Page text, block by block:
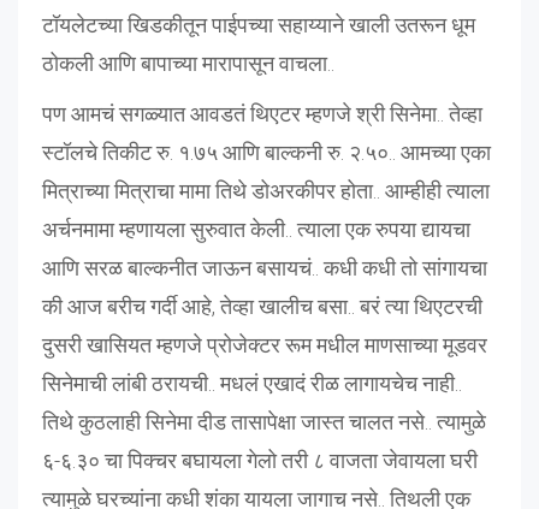
टॉयलेटच्या खिडकीतून पाईपच्या सहाय्याने खाली उतरून धूम
ठोकली आणि बापाच्या मारापासून वाचला..
पण आमचं सगळ्यात आवडतं थिएटर म्हणजे श्री सिनेमा.. तेव्हा
स्टॉलचे तिकीट रु. १.७५ आणि बाल्कनी रु. २.५०.. आमच्या एका
मित्राच्या मित्राचा मामा तिथे डोअरकीपर होता.. आम्हीही त्याला
अर्चनमामा म्हणायला सुरुवात केली.. त्याला एक रुपया द्यायचा
आणि सरळ बाल्कनीत जाऊन बसायचं.. कधी कधी तो सांगायचा
की आज बरीच गर्दी आहे, तेव्हा खालीच बसा.. बरं त्या थिएटरची
दुसरी खासियत म्हणजे प्रोजेक्टर रूम मधील माणसाच्या मूडवर
सिनेमाची लांबी ठरायची.. मधलं एखादं रीळ लागायचेच नाही..
तिथे कुठलाही सिनेमा दीड तासापेक्षा जास्त चालत नसे.. त्यामुळे
६-६.३० चा पिक्चर बघायला गेलो तरी ८ वाजता जेवायला घरी
त्यामुळे घरच्यांना कधी शंका यायला जागाच नसे.. तिथली एक